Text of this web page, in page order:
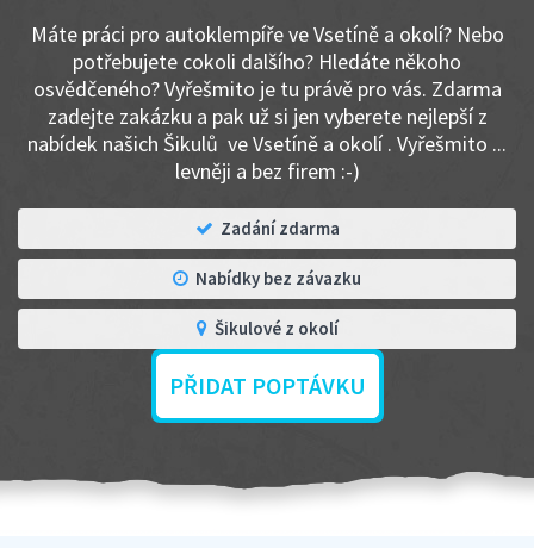
Máte práci pro autoklempíře ve Vsetíně a okolí? Nebo
potřebujete cokoli dalšího? Hledáte někoho
osvědčeného? Vyřešmito je tu právě pro vás. Zdarma
zadejte zakázku a pak už si jen vyberete nejlepší z
nabídek našich Šikulů ve Vsetíně a okolí . Vyřešmito ...
levněji a bez firem :-)
Zadání zdarma
Nabídky bez závazku
Šikulové z okolí
PŘIDAT POPTÁVKU